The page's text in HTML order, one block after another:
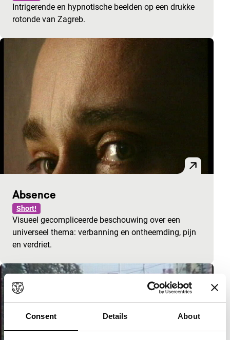
Consent Details About
Intrigerende en hypnotische beelden op een drukke
rotonde van Zagreb.
Absence
Short!
Visueel gecompliceerde beschouwing over een
universeel thema: verbanning en ontheemding, pijn
en verdriet.